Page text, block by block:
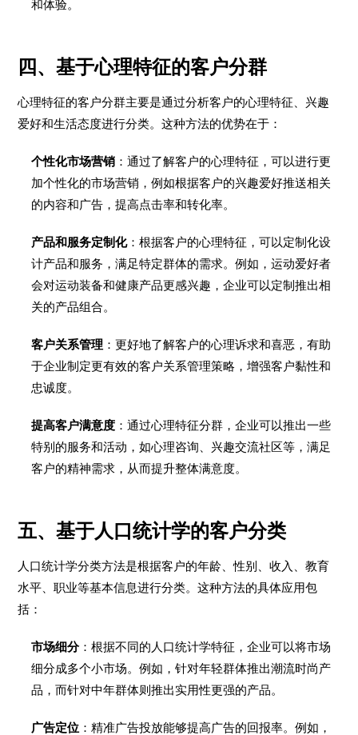
和体验。
四、基于心理特征的客户分群
心理特征的客户分群主要是通过分析客户的心理特征、兴趣
爱好和生活态度进行分类。这种方法的优势在于：
个性化市场营销 ：通过了解客户的心理特征，可以进行更
加个性化的市场营销，例如根据客户的兴趣爱好推送相关
的内容和广告，提高点击率和转化率。
产品和服务定制化：根据客户的心理特征，可以定制化设
计产品和服务，满足特定群体的需求。例如，运动爱好者
会对运动装备和健康产品更感兴趣，企业可以定制推出相
关的产品组合。
客户关系管理 ：更好地了解客户的心理诉求和喜恶，有助
于企业制定更有效的客户关系管理策略，增强客户黏性和
忠诚度。
提高客户满意度 ：通过心理特征分群，企业可以推出一些
特别的服务和活动，如心理咨询、兴趣交流社区等，满足
客户的精神需求，从而提升整体满意度。
五、基于人口统计学的客户分类
人口统计学分类方法是根据客户的年龄、性别、收入、教育
水平、职业等基本信息进行分类。这种方法的具体应用包
括：
市场细分：根据不同的人口统计学特征，企业可以将市场
细分成多个小市场。例如，针对年轻群体推出潮流时尚产
品，而针对中年群体则推出实用性更强的产品。
广告定位 ：精准广告投放能够提高广告的回报率。例如，